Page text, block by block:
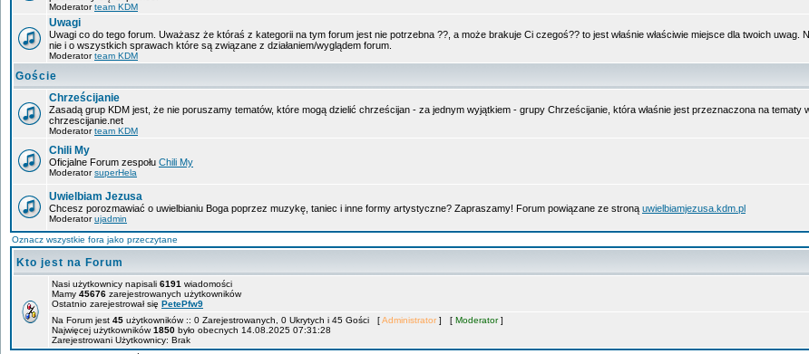
Moderatorteam KDM
Uwagi
Uwagi co do tego forum. Uważasz że któraś z kategorii na tym forum jest nie potrzebna ??, a może brakuje Ci czegoś?? to jest właśnie właściwie miejsce dla twoich uwag.
nie i o wszystkich sprawach które są związane z działaniem/wyglądem forum.
Moderatorteam KDM
Goście
Chrześcijanie
Zasadą grup KDM jest, że nie poruszamy tematów, które mogą dzielić chrześcijan - za jednym wyjątkiem - grupy Chrześcijanie, która właśnie jest przeznaczona na
chrzescijanie.net
Moderatorteam KDM
Chili My
Oficjalne Forum zespołu Chili My
ModeratorsuperHela
Uwielbiam Jezusa
Chcesz porozmawiać o uwielbianiu Boga poprzez muzykę, taniec i inne formy artystyczne? Zapraszamy! Forum powiązane ze stroną uwielbiamjezusa.kdm.pl
Moderatorujadmin
Oznacz wszystkie fora jako przeczytane
Kto jest na Forum
Nasi użytkownicy napisali 6191 wiadomości
Mamy 45676 zarejestrowanych użytkowników
Ostatnio zarejestrował się PetePfw9
Na Forum jest 45 użytkowników :: 0 Zarejestrowanych, 0 Ukrytych i 45 Gości [Administrator ] [ Moderator]
Najwięcej użytkowników1850 było obecnych 14.08.2025 07:31:28
Zarejestrowani Użytkownicy: Brak